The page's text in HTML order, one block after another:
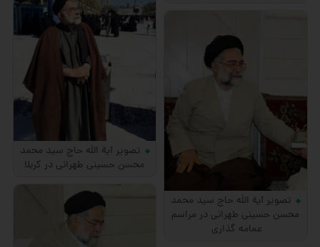
تصویر آیة اللَه حاج سید محمد
محسن حسینی طهرانی در کربلا
تصویر آیة اللَه حاج سید محمد
محسن حسینی طهرانی در مراسم
عمامه گذاری